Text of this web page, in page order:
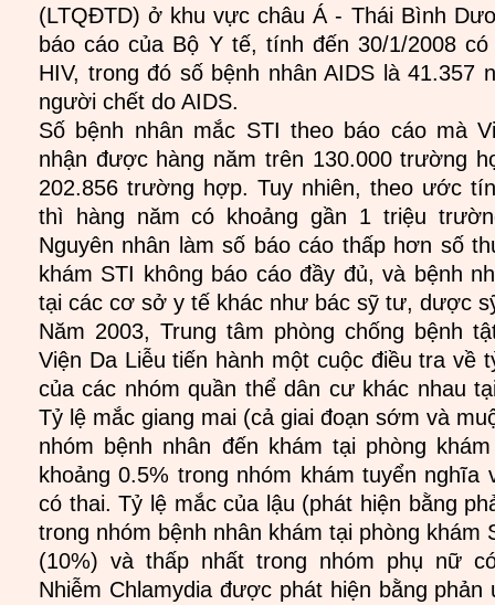
(LTQĐTD) ở khu vực châu Á - Thái Bình
báo cáo của Bộ Y tế, tính đến 30/1/2008
HIV, trong đó số bệnh nhân AIDS là 41.357
người chết do AIDS.
Số bệnh nhân mắc STI theo báo cáo mà
nhận được hàng năm trên 130.000 trường
202.856 trường hợp. Tuy nhiên, theo ước
thì hàng năm có khoảng gần 1 triệu
Nguyên nhân làm số báo cáo thấp hơn số
khám STI không báo cáo đầy đủ, và bệnh
tại các cơ sở y tế khác như bác sỹ tư, dược
Năm 2003, Trung tâm phòng chống bệnh
Viện Da Liễu tiến hành một cuộc điều tra về
của các nhóm quần thể dân cư khác nhau
Tỷ lệ mắc giang mai (cả giai đoạn sớm và
nhóm bệnh nhân đến khám tại phòng
khoảng 0.5% trong nhóm khám tuyển
có thai. Tỷ lệ mắc của lậu (phát hiện bằng
trong nhóm bệnh nhân khám tại phòng khám
(10%) và thấp nhất trong nhóm phụ nữ
Nhiễm Chlamydia được phát hiện bằng